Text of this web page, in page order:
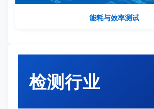
能耗与效率测试
检测行业